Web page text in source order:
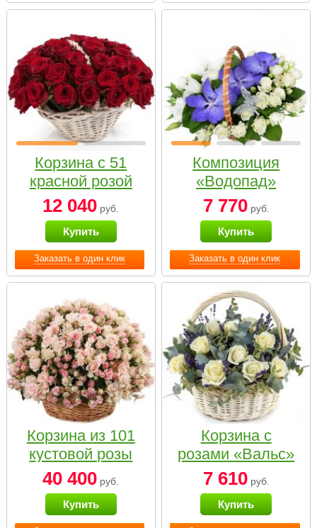
Заказать в один клик
Корзина с 51
красной розой
12 040 руб.
Купить
Заказать в один клик
Композиция
«Водопад»
7 770руб.
Купить
Корзина из 101
кустовой розы
нежных тонов
40 400 руб.
Купить
Корзина с
розами «Вальс»
7 610руб.
Купить